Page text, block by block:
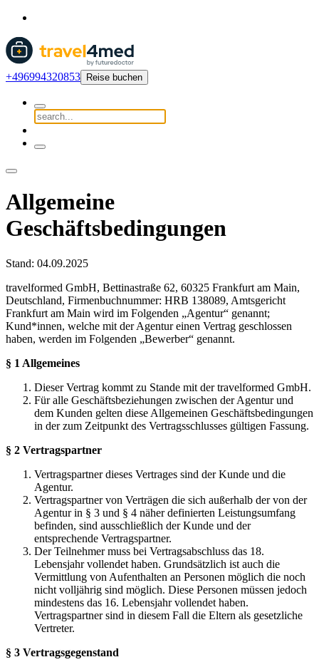
+496994320853 Reise buchen
Allgemeine
Geschäftsbedingungen
Stand: 04.09.2025
travelformed GmbH, Bettinastraße 62, 60325 Frankfurt am Main,
Deutschland, Firmenbuchnummer: HRB 138089, Amtsgericht
Frankfurt am Main wird im Folgenden „Agentur“ genannt;
Kund*innen, welche mit der Agentur einen Vertrag geschlossen
haben, werden im Folgenden „Bewerber“ genannt.
§ 1 Allgemeines
Dieser Vertrag kommt zu Stande mit der travelformed GmbH.
Für alle Geschäftsbeziehungen zwischen der Agentur und
dem Kunden gelten diese Allgemeinen Geschäftsbedingungen
in der zum Zeitpunkt des Vertragsschlusses gültigen Fassung.
§ 2 Vertragspartner
Vertragspartner dieses Vertrages sind der Kunde und die
Agentur.
Vertragspartner von Verträgen die sich außerhalb der von der
Agentur in § 3 und § 4 näher definierten Leistungsumfang
befinden, sind ausschließlich der Kunde und der
entsprechende Vertragspartner.
Der Teilnehmer muss bei Vertragsabschluss das 18.
Lebensjahr vollendet haben. Grundsätzlich ist auch die
Vermittlung von Aufenthalten an Personen möglich die noch
nicht volljährig sind möglich. Diese Personen müssen jedoch
mindestens das 16. Lebensjahr vollendet haben.
Vertragspartner sind in diesem Fall die Eltern als gesetzliche
Vertreter.
§ 3 Vertragsgegenstand